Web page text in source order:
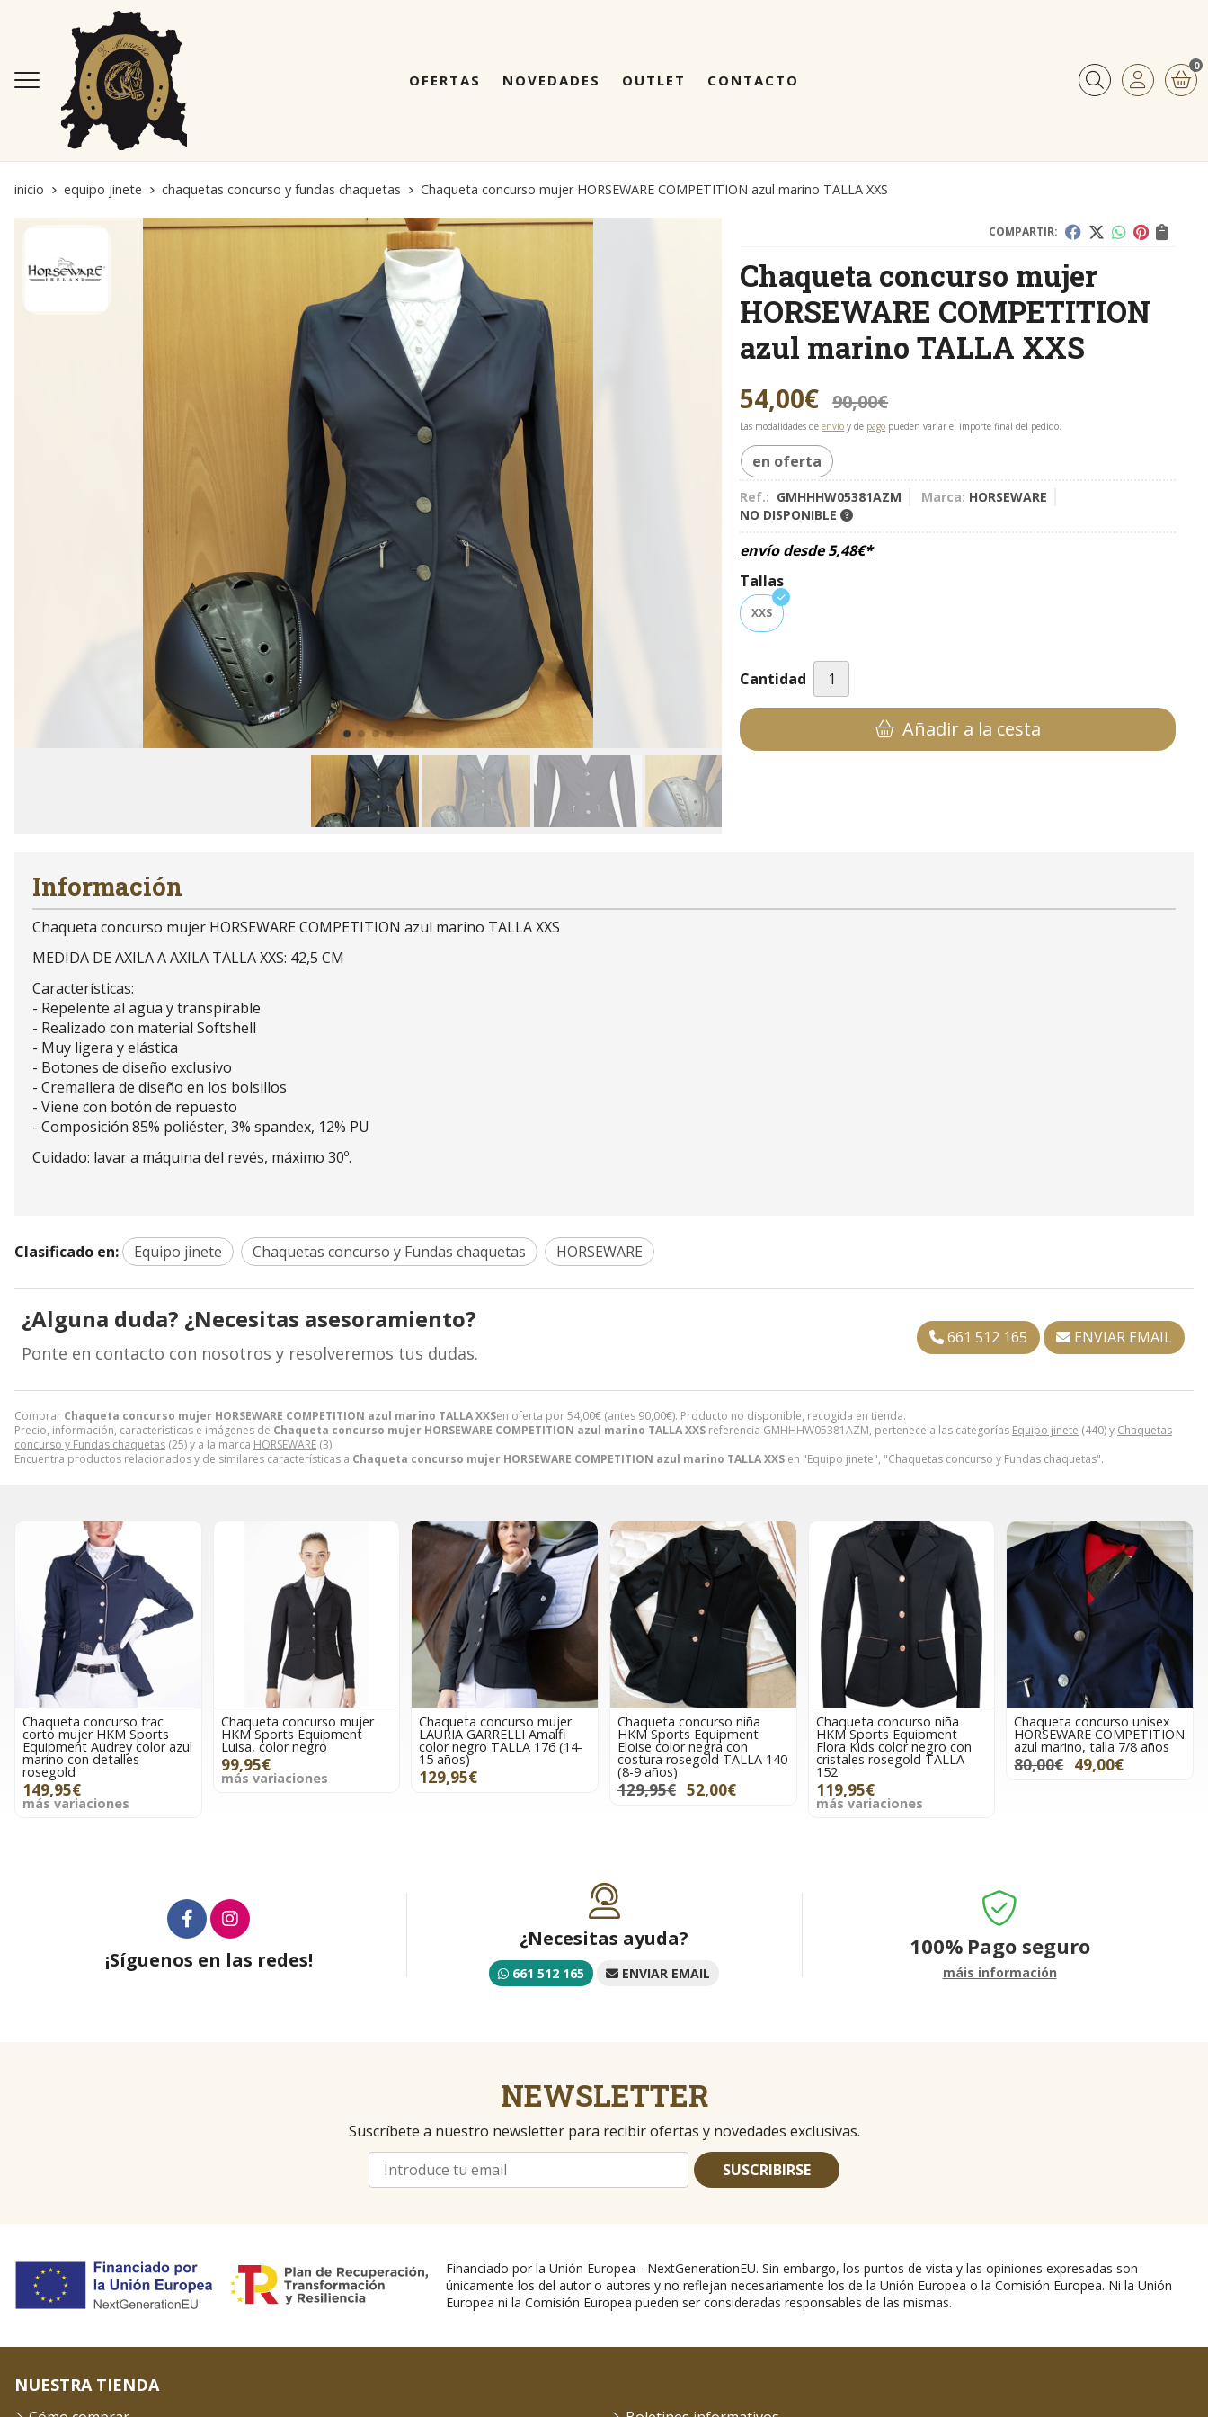
OFERTAS NOVEDADES OUTLET CONTACTO Buscar
0
inicio equipo jinete chaquetas concurso y fundas chaquetas Chaqueta concurso mujer HORSEWARE COMPETITION azul marino TALLA XXS
COMPARTIR:
Chaqueta concurso mujer
HORSEWARE COMPETITION
azul marino TALLA XXS
54,00€ 90,00€
Las modalidades deenvío y de pago pueden variar el importe final del pedido.
en oferta
Ref.: GMHHHW05381AZM Marca: HORSEWARE
NO DISPONIBLE
envío desde5,48€*
Tallas
XXS
Cantidad
Añadir a la cesta
Comprar Chaqueta concurso mujer HORSEWARE COMPETITION azul marino TALLA XXSen oferta por54,00€ (antes 90,00€). Producto no disponible, recogida en tienda.
Precio, información, características e imágenes de Chaqueta concurso mujer HORSEWARE COMPETITION azul marino TALLA XXS referencia GMHHHW05381AZM, pertenece a las categorías Equipo jinete (440) y Chaquetas
concurso y Fundas chaquetas (25) y a la marca HORSEWARE (3).
Encuentra productos relacionados y de similares características a Chaqueta concurso mujer HORSEWARE COMPETITION azul marino TALLA XXS en "Equipo jinete", "Chaquetas concurso y Fundas chaquetas".
Información
Chaqueta concurso mujer HORSEWARE COMPETITION azul marino TALLA XXS
MEDIDA DE AXILA A AXILA TALLA XXS: 42,5 CM
Características:
- Repelente al agua y transpirable
- Realizado con material Softshell
- Muy ligera y elástica
- Botones de diseño exclusivo
- Cremallera de diseño en los bolsillos
- Viene con botón de repuesto
- Composición 85% poliéster, 3% spandex, 12% PU
Cuidado: lavar a máquina del revés, máximo 30º.
Clasificado en: Equipo jinete Chaquetas concurso y Fundas chaquetas HORSEWARE
¿Alguna duda? ¿Necesitas asesoramiento?
Ponte en contacto con nosotros y resolveremos tus dudas.
661 512 165 ENVIAR EMAIL
Chaqueta concurso frac
corto mujer HKM Sports
Equipment Audrey color azul
marino con detalles
rosegold
149,95€
más variaciones
Chaqueta concurso mujer
HKM Sports Equipment
Luisa, color negro
99,95€
más variaciones
Chaqueta concurso mujer
LAURIA GARRELLI Amalfi
color negro TALLA 176 (14-
15 años)
129,95€
Chaqueta concurso niña
HKM Sports Equipment
Eloise color negra con
costura rosegold TALLA 140
(8-9 años)
129,95€ 52,00€
Chaqueta concurso niña
HKM Sports Equipment
Flora Kids color negro con
cristales rosegold TALLA
152
119,95€
más variaciones
Chaqueta concurso unisex
HORSEWARE COMPETITION
azul marino, talla 7/8 años
80,00€ 49,00€
¡Síguenos en las redes!
¿Necesitas ayuda?
661 512 165 ENVIAR EMAIL
100% Pago seguro
máis información
NEWSLETTER
Suscríbete a nuestro newsletter para recibir ofertas y novedades exclusivas.
SUSCRIBIRSE
Financiado por la Unión Europea - NextGenerationEU. Sin embargo, los puntos de vista y las opiniones expresadas son
únicamente los del autor o autores y no reflejan necesariamente los de la Unión Europea o la Comisión Europea. Ni la Unión
Europea ni la Comisión Europea pueden ser consideradas responsables de las mismas.
NUESTRA TIENDA